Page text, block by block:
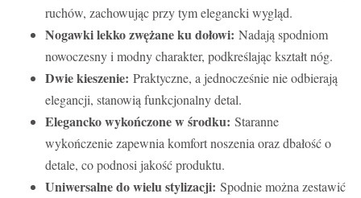
ruchów, zachowując przy tym elegancki wygląd.
Nogawki lekko zwężane ku dołowi: Nadają spodniom
nowoczesny i modny charakter, podkreślając kształt nóg.
Dwie kieszenie: Praktyczne, a jednocześnie nie odbierają
elegancji, stanowią funkcjonalny detal.
Elegancko wykończone w środku: Staranne
wykończenie zapewnia komfort noszenia oraz dbałość o
detale, co podnosi jakość produktu.
Uniwersalne do wielu stylizacji: Spodnie można zestawić